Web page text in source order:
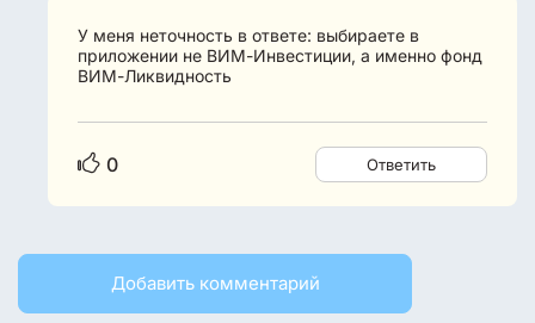
У меня неточность в ответе: выбираете в
приложении не ВИМ-Инвестиции, а именно фонд
ВИМ-Ликвидность
0 Ответить
Добавить комментарий